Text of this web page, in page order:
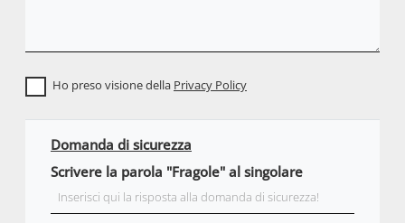
Ho preso visione della Privacy Policy
Domanda di sicurezza
Scrivere la parola "Fragole" al singolare